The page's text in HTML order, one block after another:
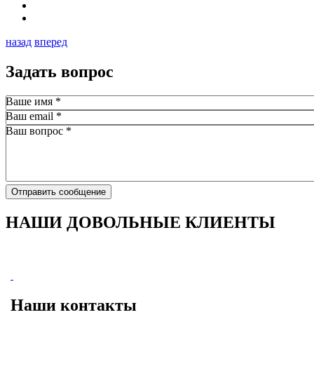
назад вперед
Задать вопрос
Ваше имя *
Ваш email *
Ваш вопрос *
Отправить сообщение
НАШИ ДОВОЛЬНЫЕ КЛИЕНТЫ
Наши контакты